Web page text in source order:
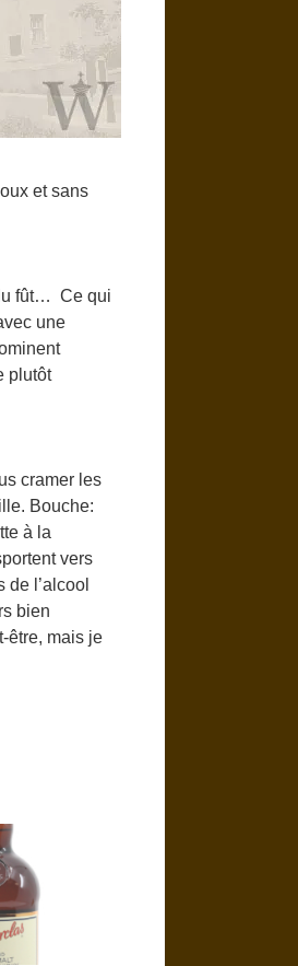
et sans
fût… Ce qui
une
plutôt
cramer les
Bouche:
à la
vers
l’alcool
bien
être, mais je